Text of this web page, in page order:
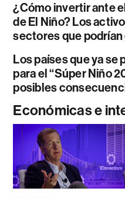
¿Cómo invertir ante
de El Niño? Los
sectores que podrían
Los países que ya se
para el “Súper Niño
posibles
Económicas e